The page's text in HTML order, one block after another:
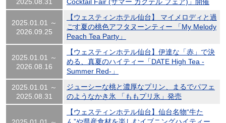
2025.01.01 ～
2026.09.25
【ウェスティンホテル仙台】 マイメロディと過
ごす夏の桃色アフタヌーンティー 「My Melody
Peach Tea Party」
2025.01.01 ～
2026.08.16
【ウェスティンホテル仙台】伊達な「赤」で決
める、真夏のハイティー「DATE High Tea -
Summer Red-」
2025.01.01 ～
2025.08.31
ジューシーな桃と濃厚なプリン、まるでパフェ
のようなかき氷 「ももプリ氷」発売
【ウェスティンホテル仙台】仙台名物“牛た